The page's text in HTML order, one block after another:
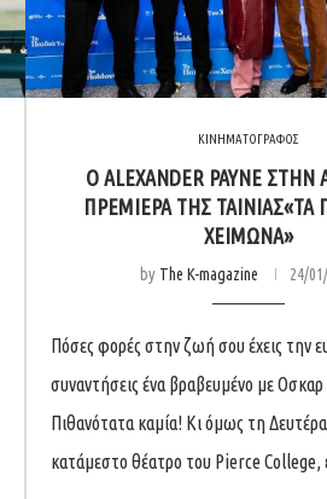
ΚΙΝΗΜΑΤΟΓΡΑΦΟΣ
O ALEXANDER PAYNE
ΠΡΕΜΙΕΡΑ ΤΗΣ ΤΑΙΝΙΑΣ«ΤΑ
ΧΕΙΜΩΝΑ»
by The K-magazine 24/
Πόσες φορές στην ζωή σου έχεις την
συναντήσεις ένα βραβευμένο με
Πιθανότατα καμία! Κι όμως τη
κατάμεστο θέατρο του Pierce College,